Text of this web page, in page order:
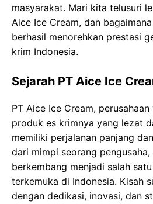
masyarakat. Mari kita telusuri
Aice Ice Cream, dan
berhasil menorehkan prestasi
krim Indonesia.
Sejarah PT Aice Ice
PT Aice Ice Cream,
produk es krimnya yang lezat
memiliki perjalanan panjang
dari mimpi seorang
berkembang menjadi salah
terkemuka di Indonesia. Kisah
dengan dedikasi, inovasi, dan